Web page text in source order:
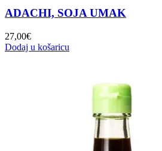
ADACHI, SOJA UMAK
27,00€
Dodaj u košaricu